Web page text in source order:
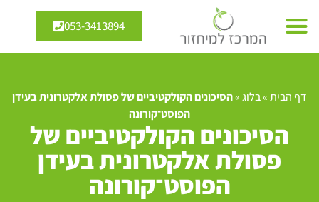
053-3413894
דף הבית»בלוג»הסיכונים הקולקטיביים של פסולת אלקטרונית בעידן
הפוסט־קורונה
הסיכונים הקולקטיביים של
פסולת אלקטרונית בעידן
הפוסט־קורונה